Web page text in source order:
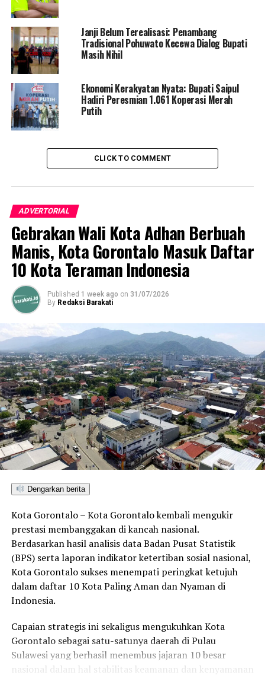
Dalam sambutannya,
Mbuingamenyampaikan apresiasi dan ucapan terima
kasih kepada
Pemerintah Provinsi Gorontalo,
khususnya kepadaGubernur Gusnar Ismail, atas
perhatian yang terus diberikan kepada masyarakat
Pohuwato.
“Semoga bantuan dan
perhatian dari pemerintah
provinsi terus bertambah
di masa mendatang,” ujar
Bupati Saipul.
Ia juga berpesan kepada para kelompok ternak
agarmengelola bantuan sapi ini secara bertanggung
jawab, memeliharanya dengan baik, serta tidak
menjualnya.
“Kalau bantuan ini dikelola
dengan baik, hasilnya akan
menambah pendapatan
kelompok dan berdampak
langsung pada
kesejahteraan keluarga,”
harapnya.
Sementara itu,Camat Randangan Saharudin
Salehmenyampaikan rasa syukur dan terima kasih atas
bantuan11 ekor sapi
ternak diDesa Huyula dan Desa Omayuwa
Kelompok ternak diDesa Omayuwa mendapatkan 6
ekor sapi, sedangkanDesa Huyula menerima 5 ekor
sapi.
Senada dengan itu,
Camat Patilanggio Bani Imran
Kalukujuga mengapresiasi perhatian pemerintah
provinsi melalui bantuan
20 ekor sapi
untuk dua desa di
Kelompok ternak diDesa Dulomo menerima 12 ekor
sapi, sementaraDesa Dudepo memperoleh 8 ekor
sapi.
Janji Belum Terealisasi: Penambang
Tradisional Pohuwato Kecewa Dialog Bupati
Masih Nihil
Ekonomi Kerakyatan Nyata: Bupati Saipul
Hadiri Peresmian 1.061 Koperasi Merah
Putih
CLICK TO COMMENT
ADVERTORIAL
Gebrakan Wali Kota Adhan Berbuah
Manis, Kota Gorontalo Masuk Daftar
10 Kota Teraman Indonesia
Published 1 week ago on 31/07/2026
By Redaksi Barakati
Dengarkan berita
Kota Gorontalo – Kota Gorontalo kembali mengukir
prestasi membanggakan di kancah nasional.
Berdasarkan hasil analisis data Badan Pusat Statistik
(BPS) serta laporan indikator ketertiban sosial nasional,
Kota Gorontalo sukses menempati peringkat ketujuh
dalam daftar 10 Kota Paling Aman dan Nyaman di
Indonesia.
Capaian strategis ini sekaligus mengukuhkan Kota
Gorontalo sebagai satu-satunya daerah di Pulau
Sulawesi yang berhasil menembus jajaran 10 besar
nasional dalam hal stabilitas keamanan dan kenyamanan